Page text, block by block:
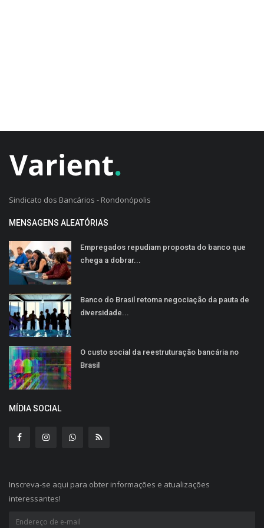
Sindicato dos Bancários - Rondonópolis
MENSAGENS ALEATÓRIAS
Empregados repudiam proposta do banco que
chega a dobrar...
Banco do Brasil retoma negociação da pauta de
diversidade...
O custo social da reestruturação bancária no
Brasil
MÍDIA SOCIAL
Inscreva-se aqui para obter informações e atualizações
interessantes!